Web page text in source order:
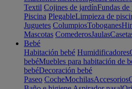
Textil Cojines de jardínFundas de
Piscina PlegableLimpieza de
Juguetes ColumpiosToboganes
Mascotas ComederosJaulas
Bebé
Habitación bebé Humidificadores
bebéMuebles para habitación de
bebéDecoración bebé
Paseo CocheMochilasAccesorios